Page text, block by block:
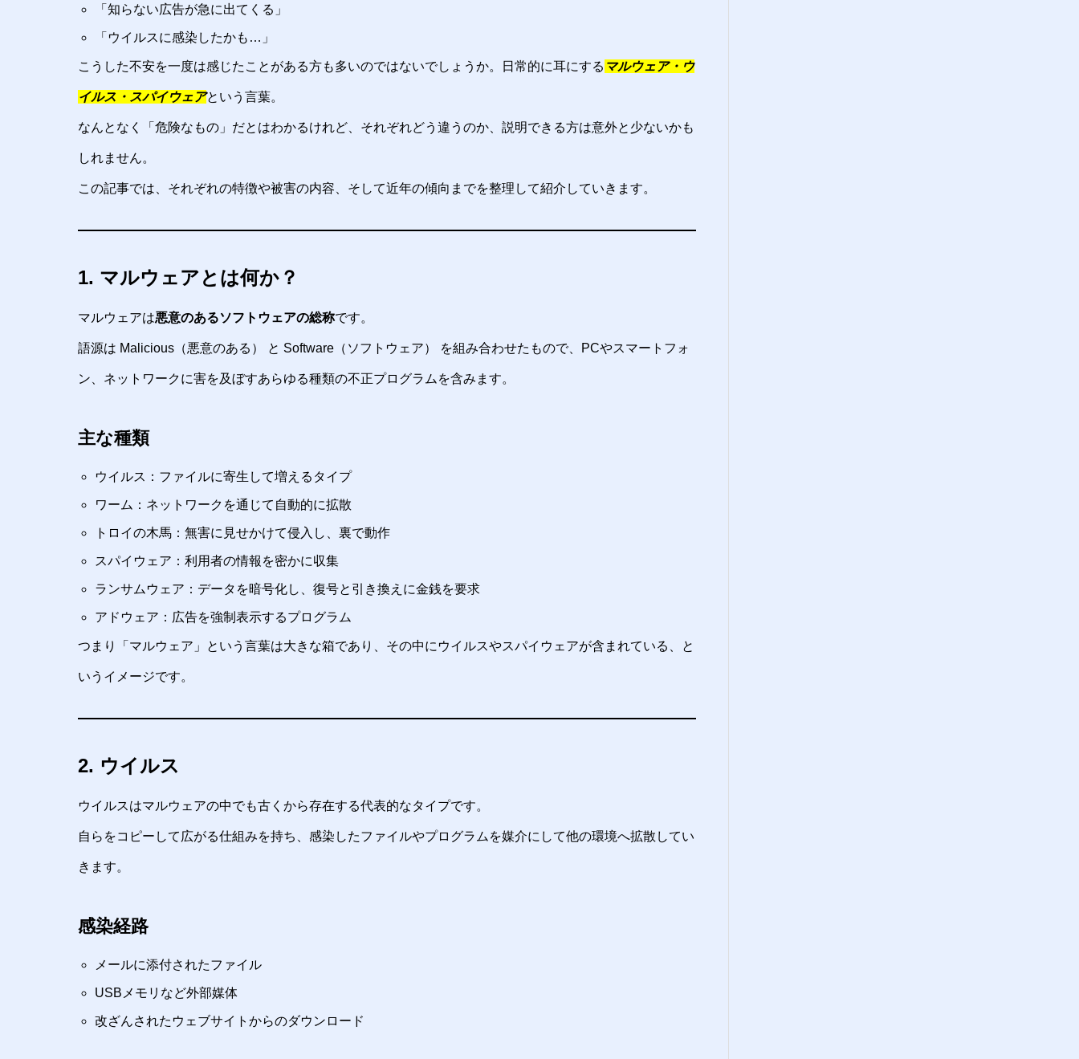
「知らない広告が急に出てくる」
「ウイルスに感染したかも…」
こうした不安を一度は感じたことがある方も多いのではないでしょうか。日常的に耳にする マルウェア・ウ
イルス・スパイウェアという言葉。
なんとなく「危険なもの」だとはわかるけれど、それぞれどう違うのか、説明できる方は意外と少ないかも
しれません。
この記事では、それぞれの特徴や被害の内容、そして近年の傾向までを整理して紹介していきます。
1. マルウェアとは何か？
マルウェアは悪意のあるソフトウェアの総称です。
語源は Malicious（悪意のある） と Software（ソフトウェア） を組み合わせたもので、PCやスマートフォ
ン、ネットワークに害を及ぼすあらゆる種類の不正プログラムを含みます。
主な種類
ウイルス：ファイルに寄生して増えるタイプ
ワーム：ネットワークを通じて自動的に拡散
トロイの木馬：無害に見せかけて侵入し、裏で動作
スパイウェア：利用者の情報を密かに収集
ランサムウェア：データを暗号化し、復号と引き換えに金銭を要求
アドウェア：広告を強制表示するプログラム
つまり「マルウェア」という言葉は大きな箱であり、その中にウイルスやスパイウェアが含まれている、と
いうイメージです。
2. ウイルス
ウイルスはマルウェアの中でも古くから存在する代表的なタイプです。
自らをコピーして広がる仕組みを持ち、感染したファイルやプログラムを媒介にして他の環境へ拡散してい
きます。
感染経路
メールに添付されたファイル
USBメモリなど外部媒体
改ざんされたウェブサイトからのダウンロード